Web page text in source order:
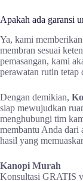
Apakah ada garansi
Ya, kami
membran sesuai
pemasangan, kami
perawatan rutin tetap
Dengan demikian,
siap mewujudkan
menghubungi tim
membantu Anda dari
hasil yang
Kanopi Murah
Konsultasi GRATIS